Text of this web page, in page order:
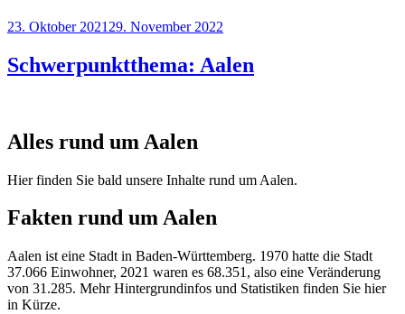
Veröffentlicht
23. Oktober 2021 29. November 2022
Schwerpunktthema: Aalen
Alles rund um Aalen
Hier finden Sie bald unsere Inhalte rund um Aalen.
Fakten rund um Aalen
Aalen ist eine Stadt in Baden-Württemberg. 1970 hatte die Stadt
37.066 Einwohner, 2021 waren es 68.351, also eine Veränderung
von 31.285. Mehr Hintergrundinfos und Statistiken finden Sie hier
in Kürze.